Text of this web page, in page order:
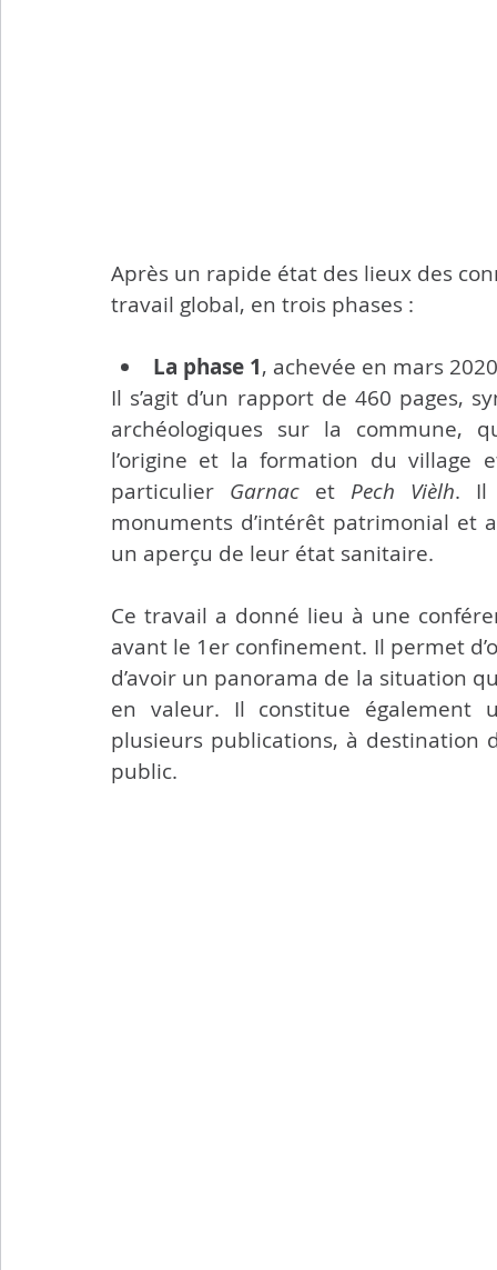
Après un rapide état des lieux des
travail global, en trois phases :
La phase 1, achevée en mars
Il s’agit d’un rapport de 460 pages,
archéologiques sur la commune,
l’origine et la formation du village
particulier Garnac et Pech Vièlh. Il
monuments d’intérêt patrimonial et
un aperçu de leur état sanitaire.
Ce travail a donné lieu à une
avant le 1er confinement. Il permet
d’avoir un panorama de la situation
en valeur. Il constitue
plusieurs publications, à destination
public.